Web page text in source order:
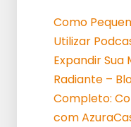
Como
Utilizar
Expandir
Radiante –
Completo:
com